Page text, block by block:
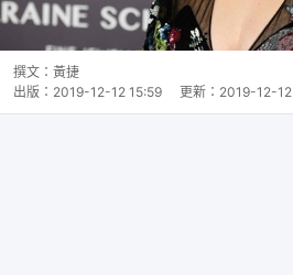
撰文： 黃捷
出版： 2019-12-12 15:59 更新： 2019-12-12